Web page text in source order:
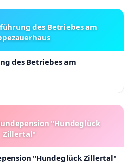
des Betriebes am
des Betriebes am
"Hundeglück
Zillertal"
"Hundeglück Zillertal"